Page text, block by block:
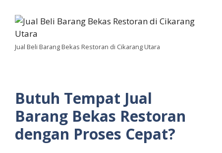
Jual Beli Barang Bekas Restoran di Cikarang Utara
Butuh Tempat Jual
Barang Bekas Restoran
dengan Proses Cepat?